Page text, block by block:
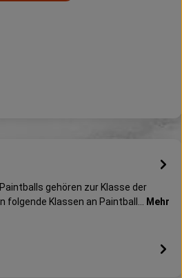
gehören zur Klasse der
folgende Klassen an Paintball…
Mehr